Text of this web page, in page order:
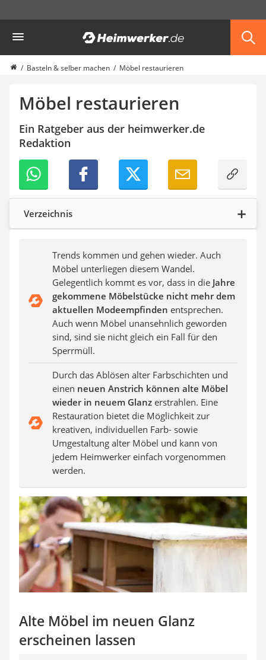
Haushalt & Freizeit
Diascanner
Walkie-Talkie Kinder
Stunt-Scooter
Gusseisen Bräter
Tischgeschirrspüler
Elektronische Dartscheibe
Wildkamera
Wischmopp
Beschriftungsgerät
Thermokanne
Elektrische Pfeffermühle
Geflügelschere
Ferngesteuertes Auto
Subwoofer
Beheizbare Handschuhe
Basteln & selber machen Möbel restaurieren
Möbel restaurieren
Ein Ratgeber aus der heimwerker.de
Redaktion
Verzeichnis
Trends kommen und gehen wieder. Auch
Möbel unterliegen diesem Wandel.
Gelegentlich kommt es vor, dass in die Jahre
gekommene Möbelstücke nicht mehr dem
aktuellen Modeempfinden entsprechen.
Auch wenn Möbel unansehnlich geworden
sind, sind sie nicht gleich ein Fall für den
Sperrmüll.
Durch das Ablösen alter Farbschichten und
einen neuen Anstrich können alte Möbel
wieder in neuem Glanz erstrahlen. Eine
Restauration bietet die Möglichkeit zur
kreativen, individuellen Farb- sowie
Umgestaltung alter Möbel und kann von
jedem Heimwerker einfach vorgenommen
werden.
Alte Möbel im neuen Glanz
erscheinen lassen